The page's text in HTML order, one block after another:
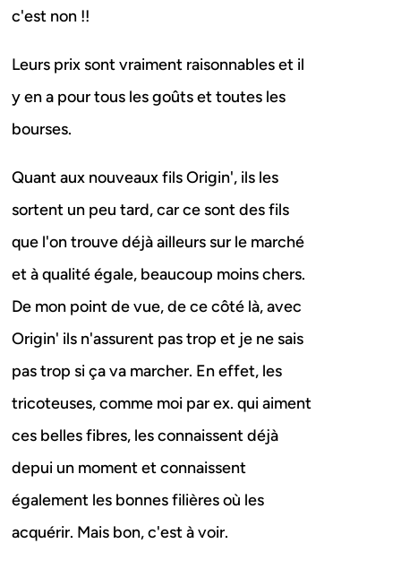
c'est non !!
Leurs prix sont vraiment raisonnables et il
y en a pour tous les goûts et toutes les
bourses.
Quant aux nouveaux fils Origin', ils les
sortent un peu tard, car ce sont des fils
que l'on trouve déjà ailleurs sur le marché
et à qualité égale, beaucoup moins chers.
De mon point de vue, de ce côté là, avec
Origin' ils n'assurent pas trop et je ne sais
pas trop si ça va marcher. En effet, les
tricoteuses, comme moi par ex. qui aiment
ces belles fibres, les connaissent déjà
depui un moment et connaissent
également les bonnes filières où les
acquérir. Mais bon, c'est à voir.